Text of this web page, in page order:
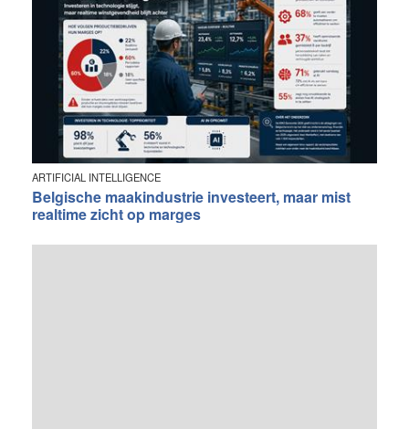
ARTIFICIAL INTELLIGENCE
Belgische maakindustrie investeert, maar mist
realtime zicht op marges